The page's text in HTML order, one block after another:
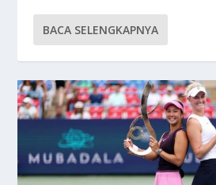
BACA SELENGKAPNYA